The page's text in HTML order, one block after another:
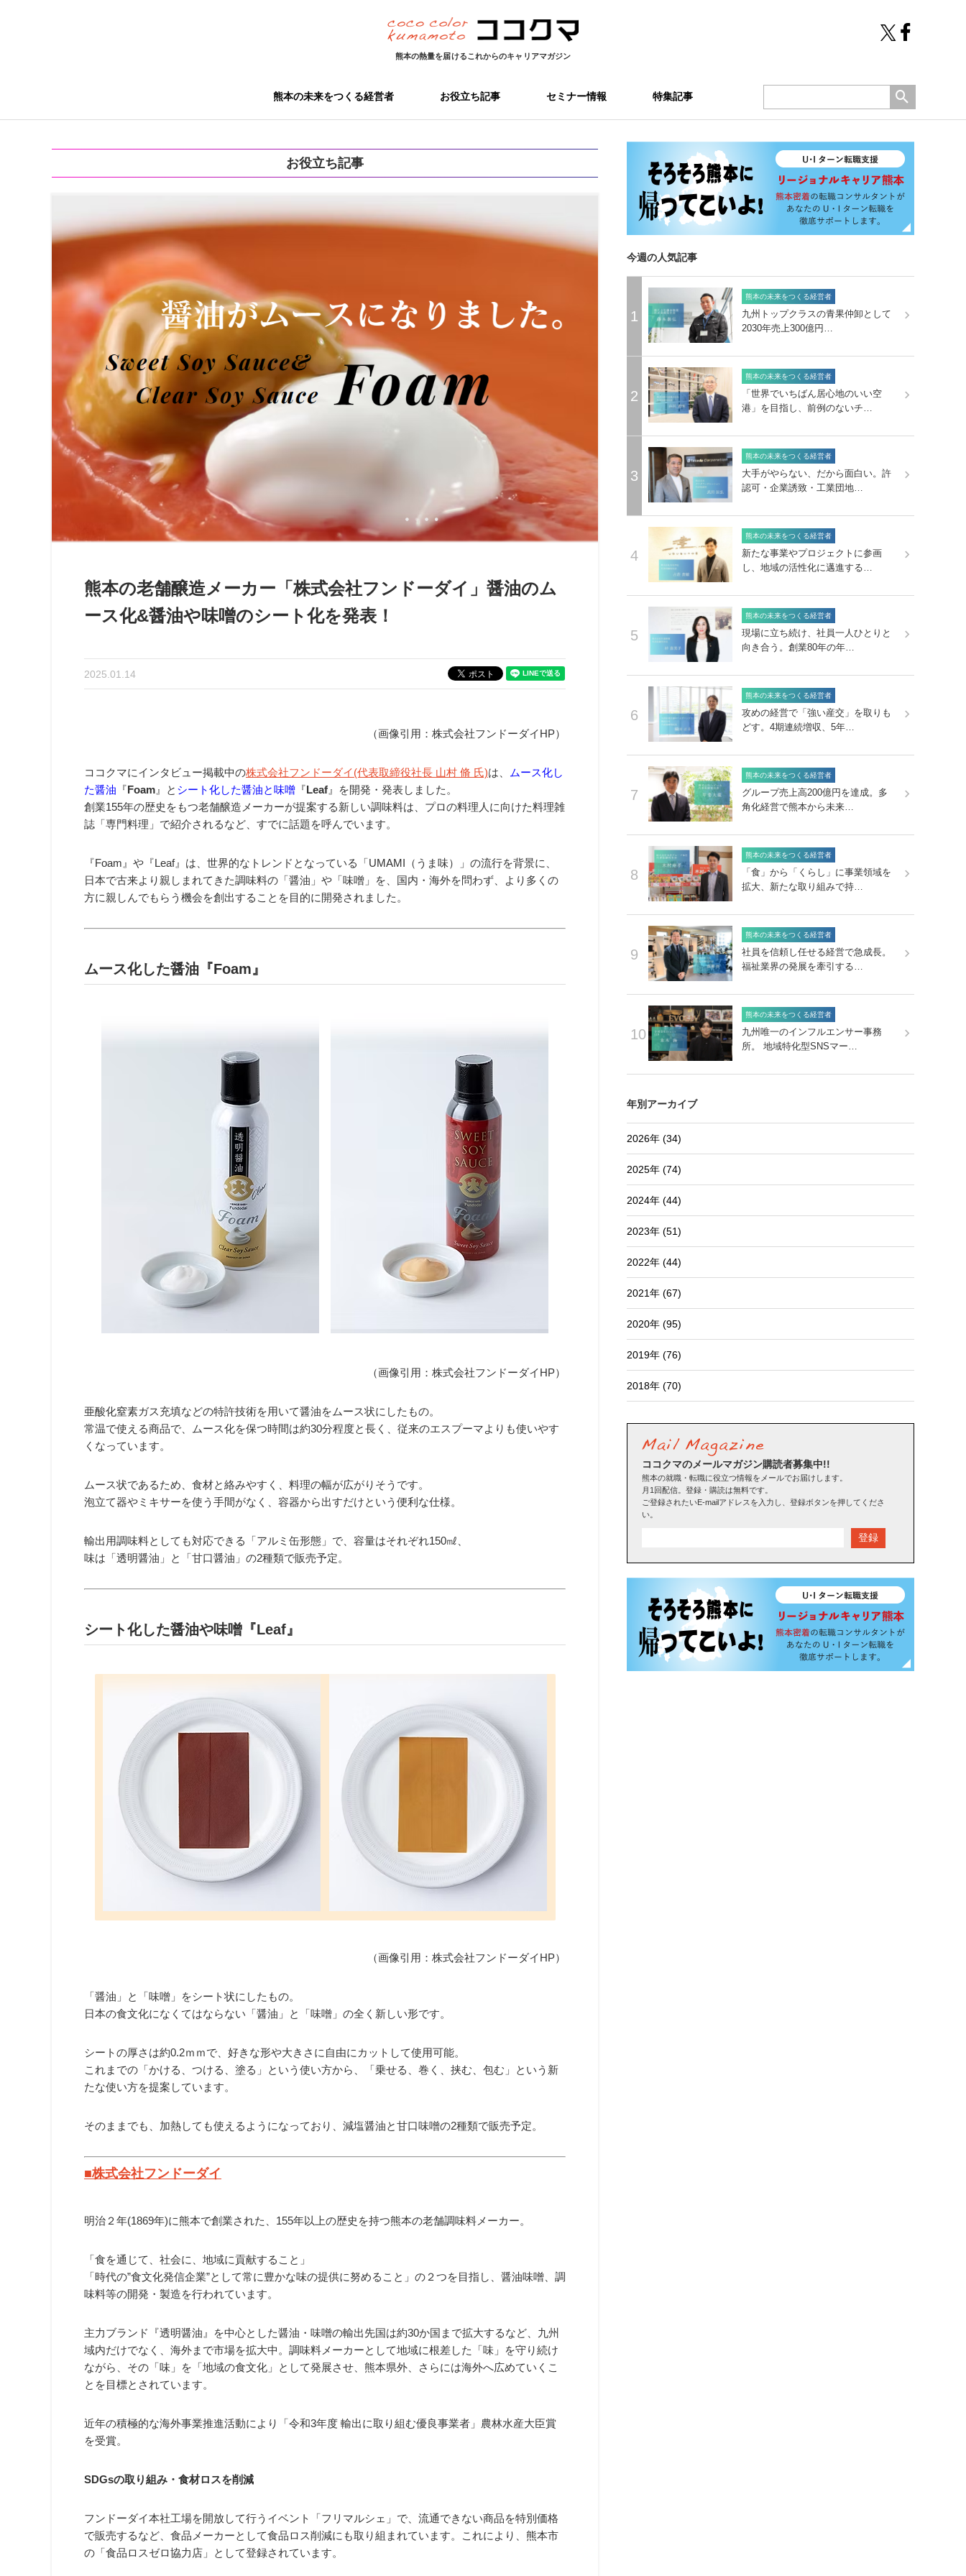
熊本の熱量を届けるこれからのキャリアマガジン
熊本の未来をつくる経営者 お役立ち記事 セミナー情報 特集記事
お役立ち記事
熊本の老舗醸造メーカー「株式会社フンドーダイ」醤油のム
ース化&醤油や味噌のシート化を発表！
2025.01.14
（画像引用：株式会社フンドーダイHP）
ココクマにインタビュー掲載中の株式会社フンドーダイ(代表取締役社長 山村 脩 氏)は、
ムース化し
た醤油 『Foam 』と シート化した醤油と味噌 『Leaf 』を開発・発表しました。
創業155年の歴史をもつ老舗醸造メーカーが提案する新しい調味料は、 プロの料理人に向けた料理雑
誌「専門料理」で紹介されるなど、 すでに話題を呼んでいます。
『Foam』や『Leaf』は、世界的なトレンドとなっている「UMAMI（うま味）」の流行を背景に、
日本で古来より親しまれてきた調味料の「醤油」や「味噌」を、国内・海外を問わず、より多くの
方に親しんでもらう機会を創出することを目的に開発されました。
ムース化した醤油『Foam』
（画像引用：株式会社フンドーダイHP）
亜酸化窒素ガス充填などの特許技術を用いて醤油をムース状にしたもの。
常温で使える商品で、ムース化を保つ時間は約30分程度と長く、従来のエスプーマよりも使いやす
くなっています。
ムース状であるため、食材と絡みやすく、料理の幅が広がりそうです。
泡立て器やミキサーを使う手間がなく、容器から出すだけという便利な仕様。
輸出用調味料としても対応できる「アルミ缶形態」で、容量はそれぞれ150㎖、
味は「透明醤油」と「甘口醤油」の2種類で販売予定。
シート化した醤油や味噌『Leaf』
（画像引用：株式会社フンドーダイHP）
「醤油」と「味噌」をシート状にしたもの。
日本の食文化になくてはならない「醤油」と「味噌」の全く新しい形です。
シートの厚さは約0.2ｍｍで、好きな形や大きさに自由にカットして使用可能。
これまでの「かける、つける、塗る」という使い方から、「乗せる、巻く、挟む、包む」という新
たな使い方を提案しています。
そのままでも、加熱しても使えるようになっており、減塩醤油と甘口味噌の2種類で販売予定。
■株式会社フンドーダイ
明治２年(1869年)に熊本で創業された、155年以上の歴史を持つ熊本の老舗調味料メーカー。
「食を通じて、社会に、地域に貢献すること」
「時代の”食文化発信企業”として常に豊かな味の提供に努めること」の２つを目指し、醤油味噌、調
味料等の開発・製造を行われています。
主力ブランド『透明醤油』を中心とした醤油・味噌の輸出先国は約30か国まで拡大するなど、九州
域内だけでなく、海外まで市場を拡大中。調味料メーカーとして地域に根差した「味」を守り続け
ながら、その「味」を「地域の食文化」として発展させ、熊本県外、さらには海外へ広めていくこ
とを目標とされています。
近年の積極的な海外事業推進活動により「令和3年度 輸出に取り組む優良事業者」農林水産大臣賞
を受賞。
SDGsの取り組み・食材ロスを削減
フンドーダイ本社工場を開放して行うイベント「フリマルシェ」で、流通できない商品を特別価格
で販売するなど、食品メーカーとして食品ロス削減にも取り組まれています。これにより、熊本市
の「食品ロスゼロ協力店」として登録されています。
今週の人気記事
1
熊本の未来をつくる経営者
九州トップクラスの青果仲卸として
2030年売上300億円…
2
熊本の未来をつくる経営者
「世界でいちばん居心地のいい空
港」を目指し、前例のないチ…
3
熊本の未来をつくる経営者
大手がやらない、だから面白い。許
認可・企業誘致・工業団地…
4
熊本の未来をつくる経営者
新たな事業やプロジェクトに参画
し、地域の活性化に邁進する…
5
熊本の未来をつくる経営者
現場に立ち続け、社員一人ひとりと
向き合う。創業80年の年…
6
熊本の未来をつくる経営者
攻めの経営で「強い産交」を取りも
どす。4期連続増収、5年…
7
熊本の未来をつくる経営者
グループ売上高200億円を達成。多
角化経営で熊本から未来…
8
熊本の未来をつくる経営者
「食」から「くらし」に事業領域を
拡大、新たな取り組みで持…
9
熊本の未来をつくる経営者
社員を信頼し任せる経営で急成長。
福祉業界の発展を牽引する…
10
熊本の未来をつくる経営者
九州唯一のインフルエンサー事務
所。 地域特化型SNSマー…
年別アーカイブ
2026年 (34)
2025年 (74)
2024年 (44)
2023年 (51)
2022年 (44)
2021年 (67)
2020年 (95)
2019年 (76)
2018年 (70)
ココクマのメールマガジン購読者募集中!!
熊本の就職・転職に役立つ情報をメールでお届けします。
月1回配信。登録・購読は無料です。
ご登録されたいE-mailアドレスを入力し、登録ボタンを押してくださ
い。
登録